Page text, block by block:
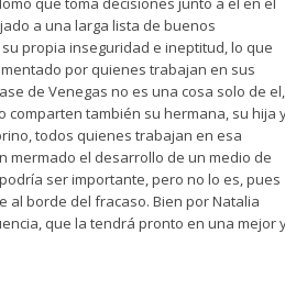
a una larga lista de buenos
propia inseguridad e ineptitud, lo que
por quienes trabajan en sus
de Venegas no es una cosa solo de el,
comparten también su hermana, su hija
todos quienes trabajan en esa
mermado el desarrollo de un medio de
ser importante, pero no lo es, pues
al borde del fracaso. Bien por Natalia
que la tendrá pronto en una mejor